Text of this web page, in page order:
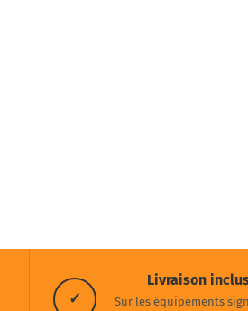
✓
Livraison
Sur les équipements